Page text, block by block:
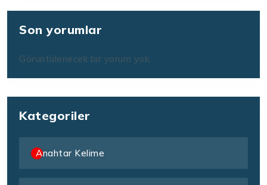
Son yorumlar
Görüntülenecek bir yorum yok.
Kategoriler
Anahtar Kelime